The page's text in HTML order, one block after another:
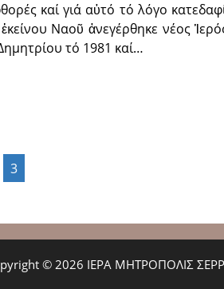
καί γιά αὐτό τό λόγο
Ναοῦ ἀνεγέρθηκε νέος
τό 1981 καί…
3
© 2026 ΙΕΡΑ ΜΗΤΡΟΠΟΛΙΣ